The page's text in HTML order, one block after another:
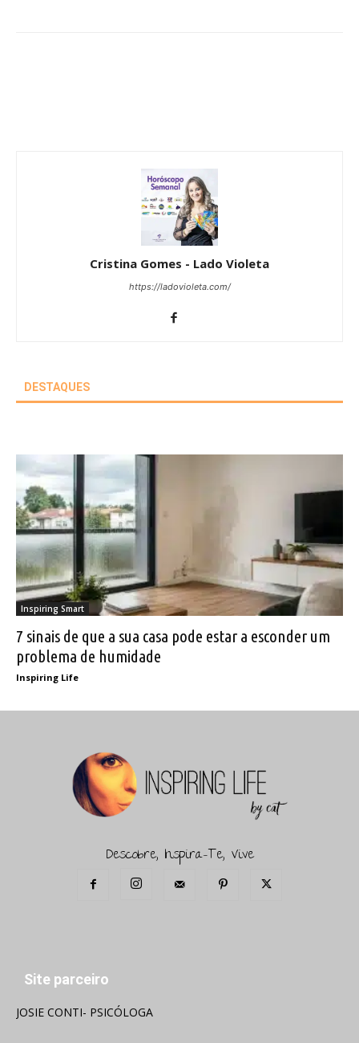
Cristina Gomes - Lado Violeta
https://ladovioleta.com/
DESTAQUES
Inspiring Smart
7 sinais de que a sua casa pode estar a esconder um
problema de humidade
Inspiring Life
Descobre, Inspira-Te, Vive
Site parceiro
JOSIE CONTI- PSICÓLOGA